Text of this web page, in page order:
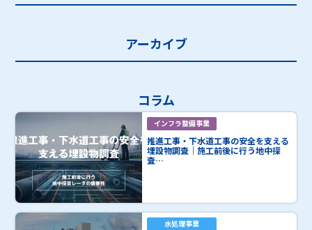
アーカイブ
コラム
インフラ整備事業
推進工事・下水道工事の安全を支える
埋設物調査｜施工前後に行う地中探
査…
水処理事業